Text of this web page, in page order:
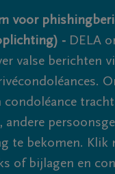
voor
- DELA
valse berichten
condoléance
andere
te bekomen. Klik
of bijlagen en